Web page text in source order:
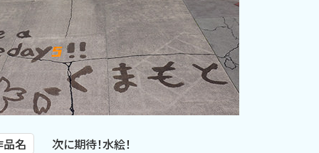
品名
次に期待！水絵！